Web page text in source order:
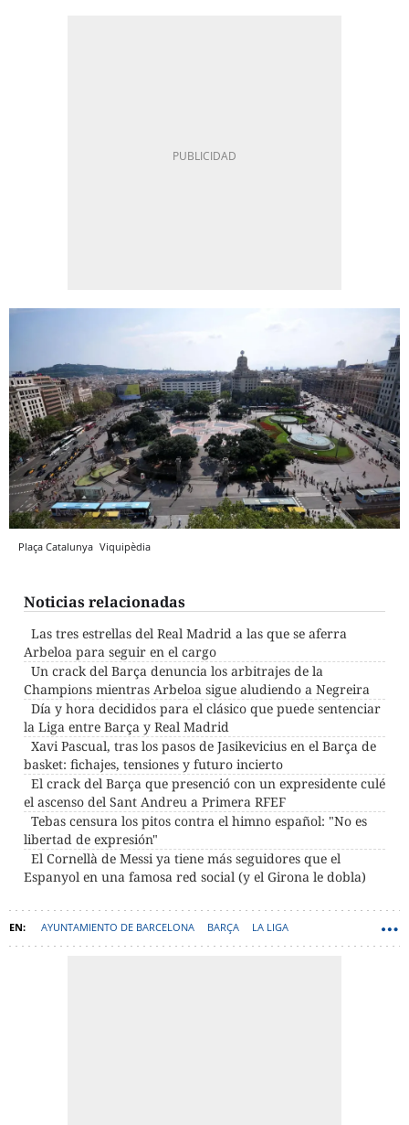
Plaça Catalunya Viquipèdia
Noticias relacionadas
Las tres estrellas del Real Madrid a las que se aferra
Arbeloa para seguir en el cargo
Un crack del Barça denuncia los arbitrajes de la
Champions mientras Arbeloa sigue aludiendo a Negreira
Día y hora decididos para el clásico que puede sentenciar
la Liga entre Barça y Real Madrid
Xavi Pascual, tras los pasos de Jasikevicius en el Barça de
basket: fichajes, tensiones y futuro incierto
El crack del Barça que presenció con un expresidente culé
el ascenso del Sant Andreu a Primera RFEF
Tebas censura los pitos contra el himno español: "No es
libertad de expresión"
El Cornellà de Messi ya tiene más seguidores que el
Espanyol en una famosa red social (y el Girona le dobla)
AYUNTAMIENTO DE BARCELONA BARÇA LA LIGA